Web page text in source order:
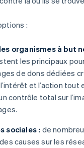
:
organismes à but
les principaux
de dons dédiées
et l’action tout
contrôle total sur
sociales : de
causes sur les